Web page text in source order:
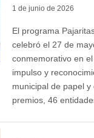
1 de junio de 2026
El programa
celebró el 27 de
conmemorativo en
impulso y
municipal de papel
premios, 46